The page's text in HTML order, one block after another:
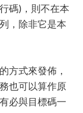
碼)，則不在本
，除非它是本
方式來發佈，
也可以算作原
必與目標碼一